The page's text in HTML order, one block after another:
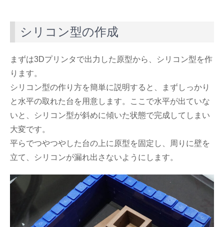
シリコン型の作成
まずは3Dプリンタで出力した原型から、シリコン型を作
ります。
シリコン型の作り方を簡単に説明すると、まずしっかり
と水平の取れた台を用意します。ここで水平が出ていな
いと、シリコン型が斜めに傾いた状態で完成してしまい
大変です。
平らでつやつやした台の上に原型を固定し、周りに壁を
立て、シリコンが漏れ出さないようにします。